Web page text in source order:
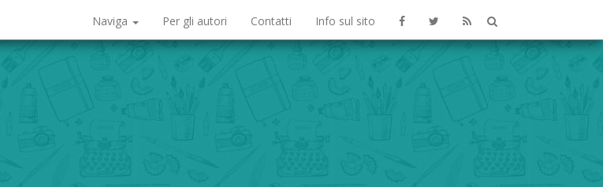
Naviga Per gli autori Contatti Info sul sito